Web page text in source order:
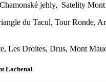
jehly, Satelity
du Tacul, Tour Ronde,
Les Droites, Drus, Mont
Lachenal